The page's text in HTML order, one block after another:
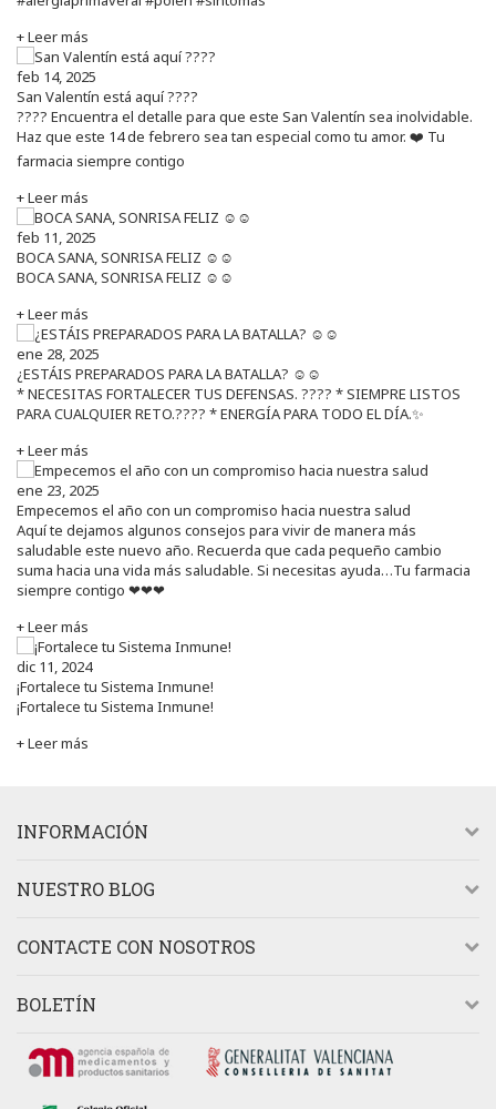
+ Leer más
feb 14, 2025
San Valentín está aquí ????
???? Encuentra el detalle para que este San Valentín sea inolvidable.
Haz que este 14 de febrero sea tan especial como tu amor. ❤️ Tu
farmacia siempre contigo
+ Leer más
feb 11, 2025
BOCA SANA, SONRISA FELIZ ☺️☺️
BOCA SANA, SONRISA FELIZ ☺️☺️
+ Leer más
ene 28, 2025
¿ESTÁIS PREPARADOS PARA LA BATALLA? ☺️☺️
* NECESITAS FORTALECER TUS DEFENSAS. ????️ * SIEMPRE LISTOS
PARA CUALQUIER RETO.???? * ENERGÍA PARA TODO EL DÍA.✨
+ Leer más
ene 23, 2025
Empecemos el año con un compromiso hacia nuestra salud
Aquí te dejamos algunos consejos para vivir de manera más
saludable este nuevo año. Recuerda que cada pequeño cambio
suma hacia una vida más saludable. Si necesitas ayuda…Tu farmacia
siempre contigo ❤❤❤
+ Leer más
dic 11, 2024
¡Fortalece tu Sistema Inmune!
¡Fortalece tu Sistema Inmune!
+ Leer más
INFORMACIÓN
NUESTRO BLOG
CONTACTE CON NOSOTROS
BOLETÍN